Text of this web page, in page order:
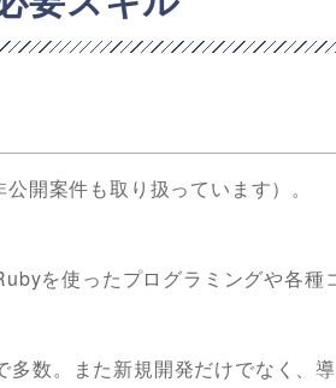
開案件も取り扱っています）。
を使ったプログラミングや各種
数。また新規開発だけでなく、